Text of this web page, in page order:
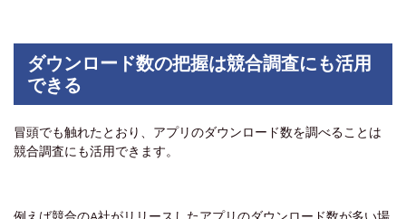
ダウンロード数の把握は競合調査にも活用
できる
冒頭でも触れたとおり、 アプリのダウンロード数を調べることは
競合調査にも活用できます。